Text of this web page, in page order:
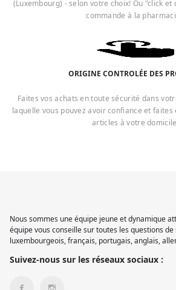
(Luxembourg) - selon votre choix! Ou "click
commande à la
ORIGINE CONTROLÉE DES
Faites vos achats en toute sécurité dans
laquelle vous pouvez avoir confiance et
articles à votre
Nous sommes une équipe jeune et dynamique
équipe vous conseille sur toutes les questions
luxembourgeois, français, portugais, anglais,
Suivez-nous sur les réseaux sociaux :